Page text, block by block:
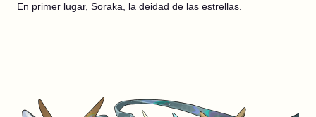
En primer lugar, Soraka, la deidad de las estrellas.